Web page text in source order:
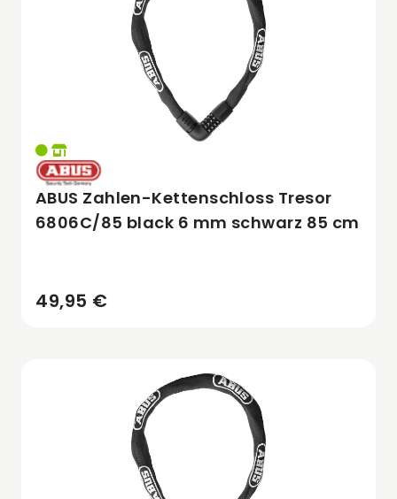
ABUS Zahlen-Kettenschloss Tresor
6806C/85 black 6 mm schwarz 85 cm
49,95 €